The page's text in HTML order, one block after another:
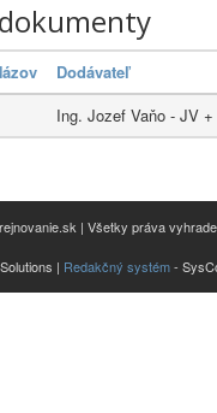
Dodávateľ
Ing. Jozef Vaňo - JV +
| Všetky práva
| Redakčný systém-